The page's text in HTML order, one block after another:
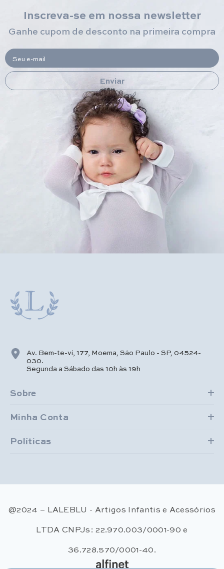
Inscreva-se em nossa newsletter
Ganhe cupom de desconto na primeira compra
Seu e-mail
Enviar
Av. Bem-te-vi, 177, Moema, São Paulo - SP, 04524-
030.
Segunda a Sábado das 10h às 19h
Sobre
Minha Conta
Políticas
@2024 – LALEBLU - Artigos Infantis e Acessórios
LTDA CNPJs: 22.970.003/0001-90 e
36.728.570/0001-40.